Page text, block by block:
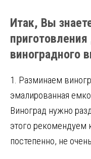
Итак, Вы
виноградного
1. Разминаем
эмалированная
Виноград нужно
этого рекомендуем
постепенно, не